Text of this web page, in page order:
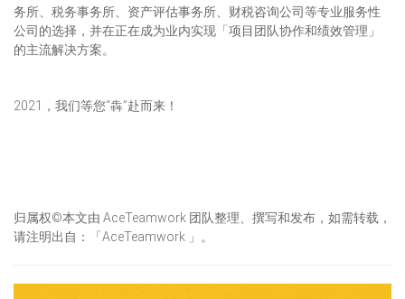
务所、税务事务所、资产评估事务所、财税咨询公司等专业服务性
公司的选择，并在正在成为业内实现「项目团队协作和绩效管理」
的主流解决方案。
2021，我们等您“犇”赴而来！
归属权©本文由 AceTeamwork 团队整理、撰写和发布，如需转载，
请注明出自：「AceTeamwork 」。